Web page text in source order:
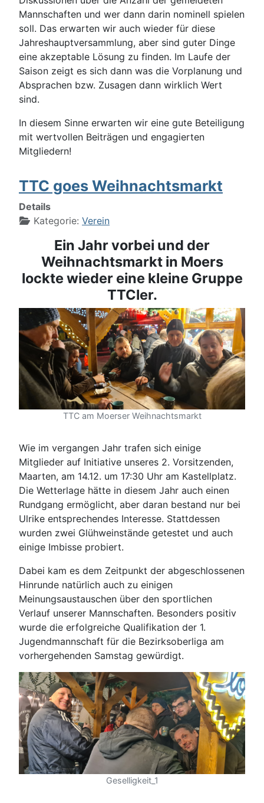
Mannschaften und wer dann darin nominell spielen
soll. Das erwarten wir auch wieder für diese
Jahreshauptversammlung, aber sind guter Dinge
eine akzeptable Lösung zu finden. Im Laufe der
Saison zeigt es sich dann was die Vorplanung und
Absprachen bzw. Zusagen dann wirklich Wert
sind.
In diesem Sinne erwarten wir eine gute Beteiligung
mit wertvollen Beiträgen und engagierten
Mitgliedern!
TTC goes Weihnachtsmarkt
Details
Kategorie: Verein
Ein Jahr vorbei und der
Weihnachtsmarkt in Moers
lockte wieder eine kleine Gruppe
TTCler.
TTC am Moerser Weihnachtsmarkt
Wie im vergangen Jahr trafen sich einige
Mitglieder auf Initiative unseres 2. Vorsitzenden,
Maarten, am 14.12. um 17:30 Uhr am Kastellplatz.
Die Wetterlage hätte in diesem Jahr auch einen
Rundgang ermöglicht, aber daran bestand nur bei
Ulrike entsprechendes Interesse. Stattdessen
wurden zwei Glühweinstände getestet und auch
einige Imbisse probiert.
Dabei kam es dem Zeitpunkt der abgeschlossenen
Hinrunde natürlich auch zu einigen
Meinungsaustauschen über den sportlichen
Verlauf unserer Mannschaften. Besonders positiv
wurde die erfolgreiche Qualifikation der 1.
Jugendmannschaft für die Bezirksoberliga am
vorhergehenden Samstag gewürdigt.
Geselligkeit_1